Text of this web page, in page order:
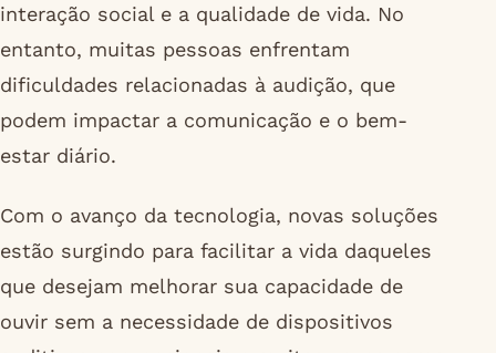
interação social e a qualidade de vida. No
entanto, muitas pessoas enfrentam
dificuldades relacionadas à audição, que
podem impactar a comunicação e o bem-
estar diário.
Com o avanço da tecnologia, novas soluções
estão surgindo para facilitar a vida daqueles
que desejam melhorar sua capacidade de
ouvir sem a necessidade de dispositivos